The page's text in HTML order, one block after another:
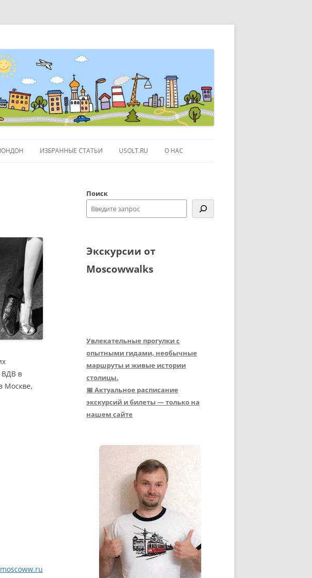
ИЗБРАННЫЕ СТАТЬИ
ПОЛЕЗНЫЕ ССЫЛКИ
ОБЪЕКТЫ НА КАРТЕ GOOGLE
USOLT.RU О НАС
ВДВ в
Москве,
Поиск
Экскурсии от
Moscowwalks
Увлекательные прогулки с
опытными гидами, необычные
маршруты и живые истории
столицы.
📅 Актуальное расписание
экскурсий и билеты — только на
нашем сайте